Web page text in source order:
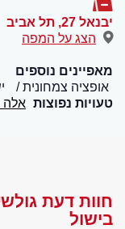
יבנאל 27 , תל אביב
הצג על המפה
מאפיינים נוספים
אופציה צמחונית
טעויות נפוצות אלה
חוות דעת
בישול